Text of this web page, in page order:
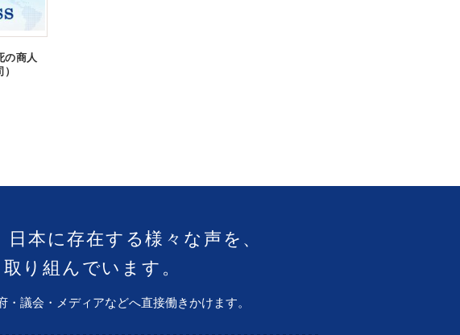
の商人
本に存在する様々な声を、
り組んでいます。
議会・メディアなどへ直接働きかけます。